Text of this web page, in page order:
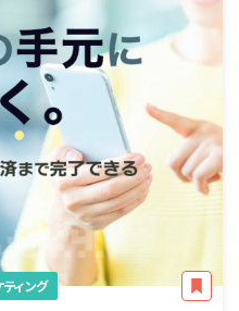
ィング